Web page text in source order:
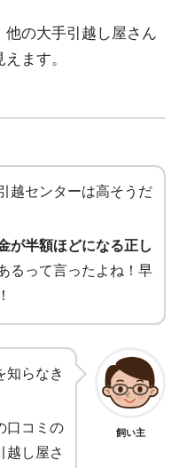
の大手引越し屋さん
ます。
越センターは高そうだ
が半額ほどになる正し
るって言ったよね！早
知らなき
口コミの
越し屋さ
飼い主